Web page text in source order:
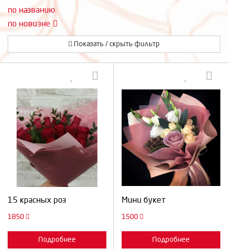
по названию
по новизне
Показать / скрыть фильтр
15 красных роз
1850
Подробнее
Выберите количество:
Продолжить Отмена
Мини букет
1500
Подробнее
Выберите количество:
Продолжить Отмена